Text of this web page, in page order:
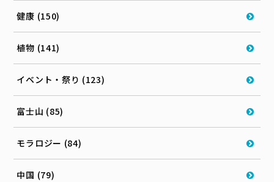
健康 (150)
植物 (141)
イベント・祭り (123)
富士山 (85)
モラロジー (84)
中国 (79)